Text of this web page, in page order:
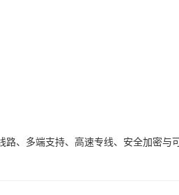
、多端支持、高速专线、安全加密与